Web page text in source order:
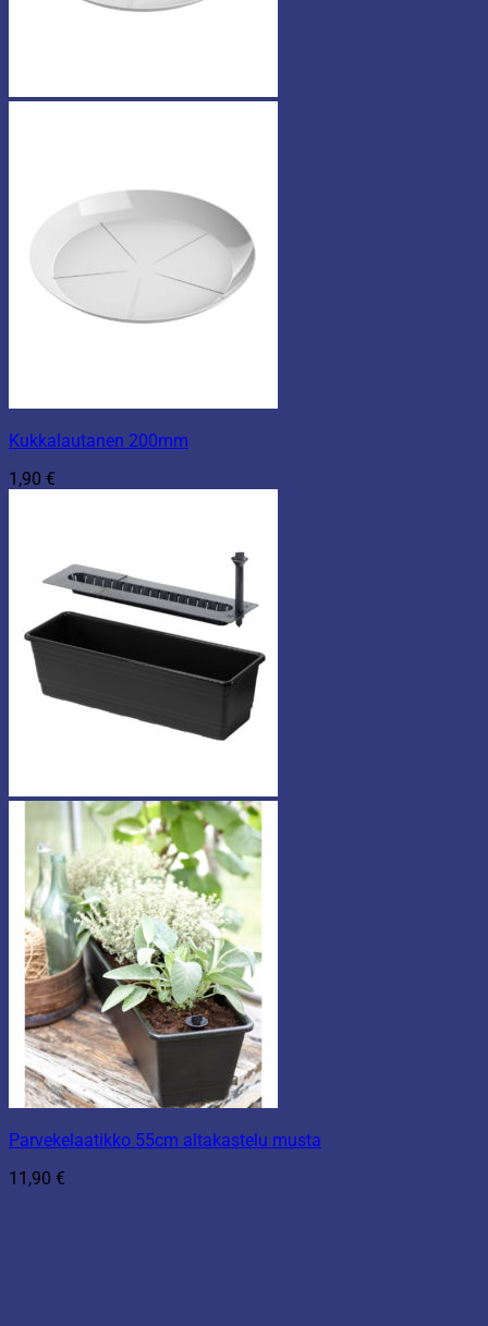
Kukkalautanen 200mm
1,90 €
Parvekelaatikko 55cm altakastelu musta
11,90 €